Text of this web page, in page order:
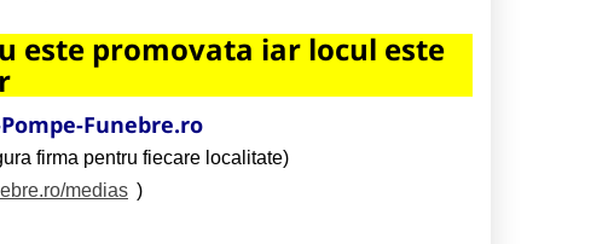
este promovata iar locul este
Pompe-Funebre.ro
firma pentru fiecare localitate)
medias )